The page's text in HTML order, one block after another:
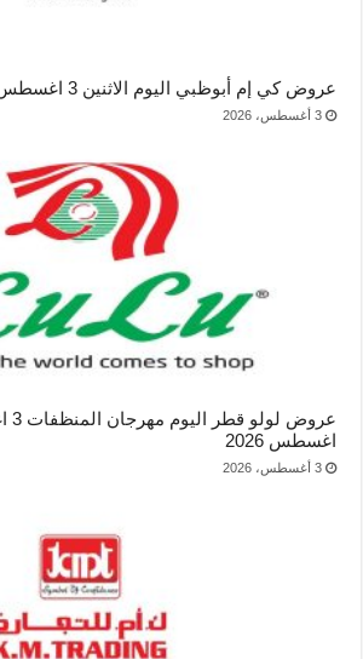
عروض كي إم أبوظبي اليوم الاثنين 3 اغسطس 2026
3 أغسطس، 2026
اغسطس 2026
3 أغسطس، 2026